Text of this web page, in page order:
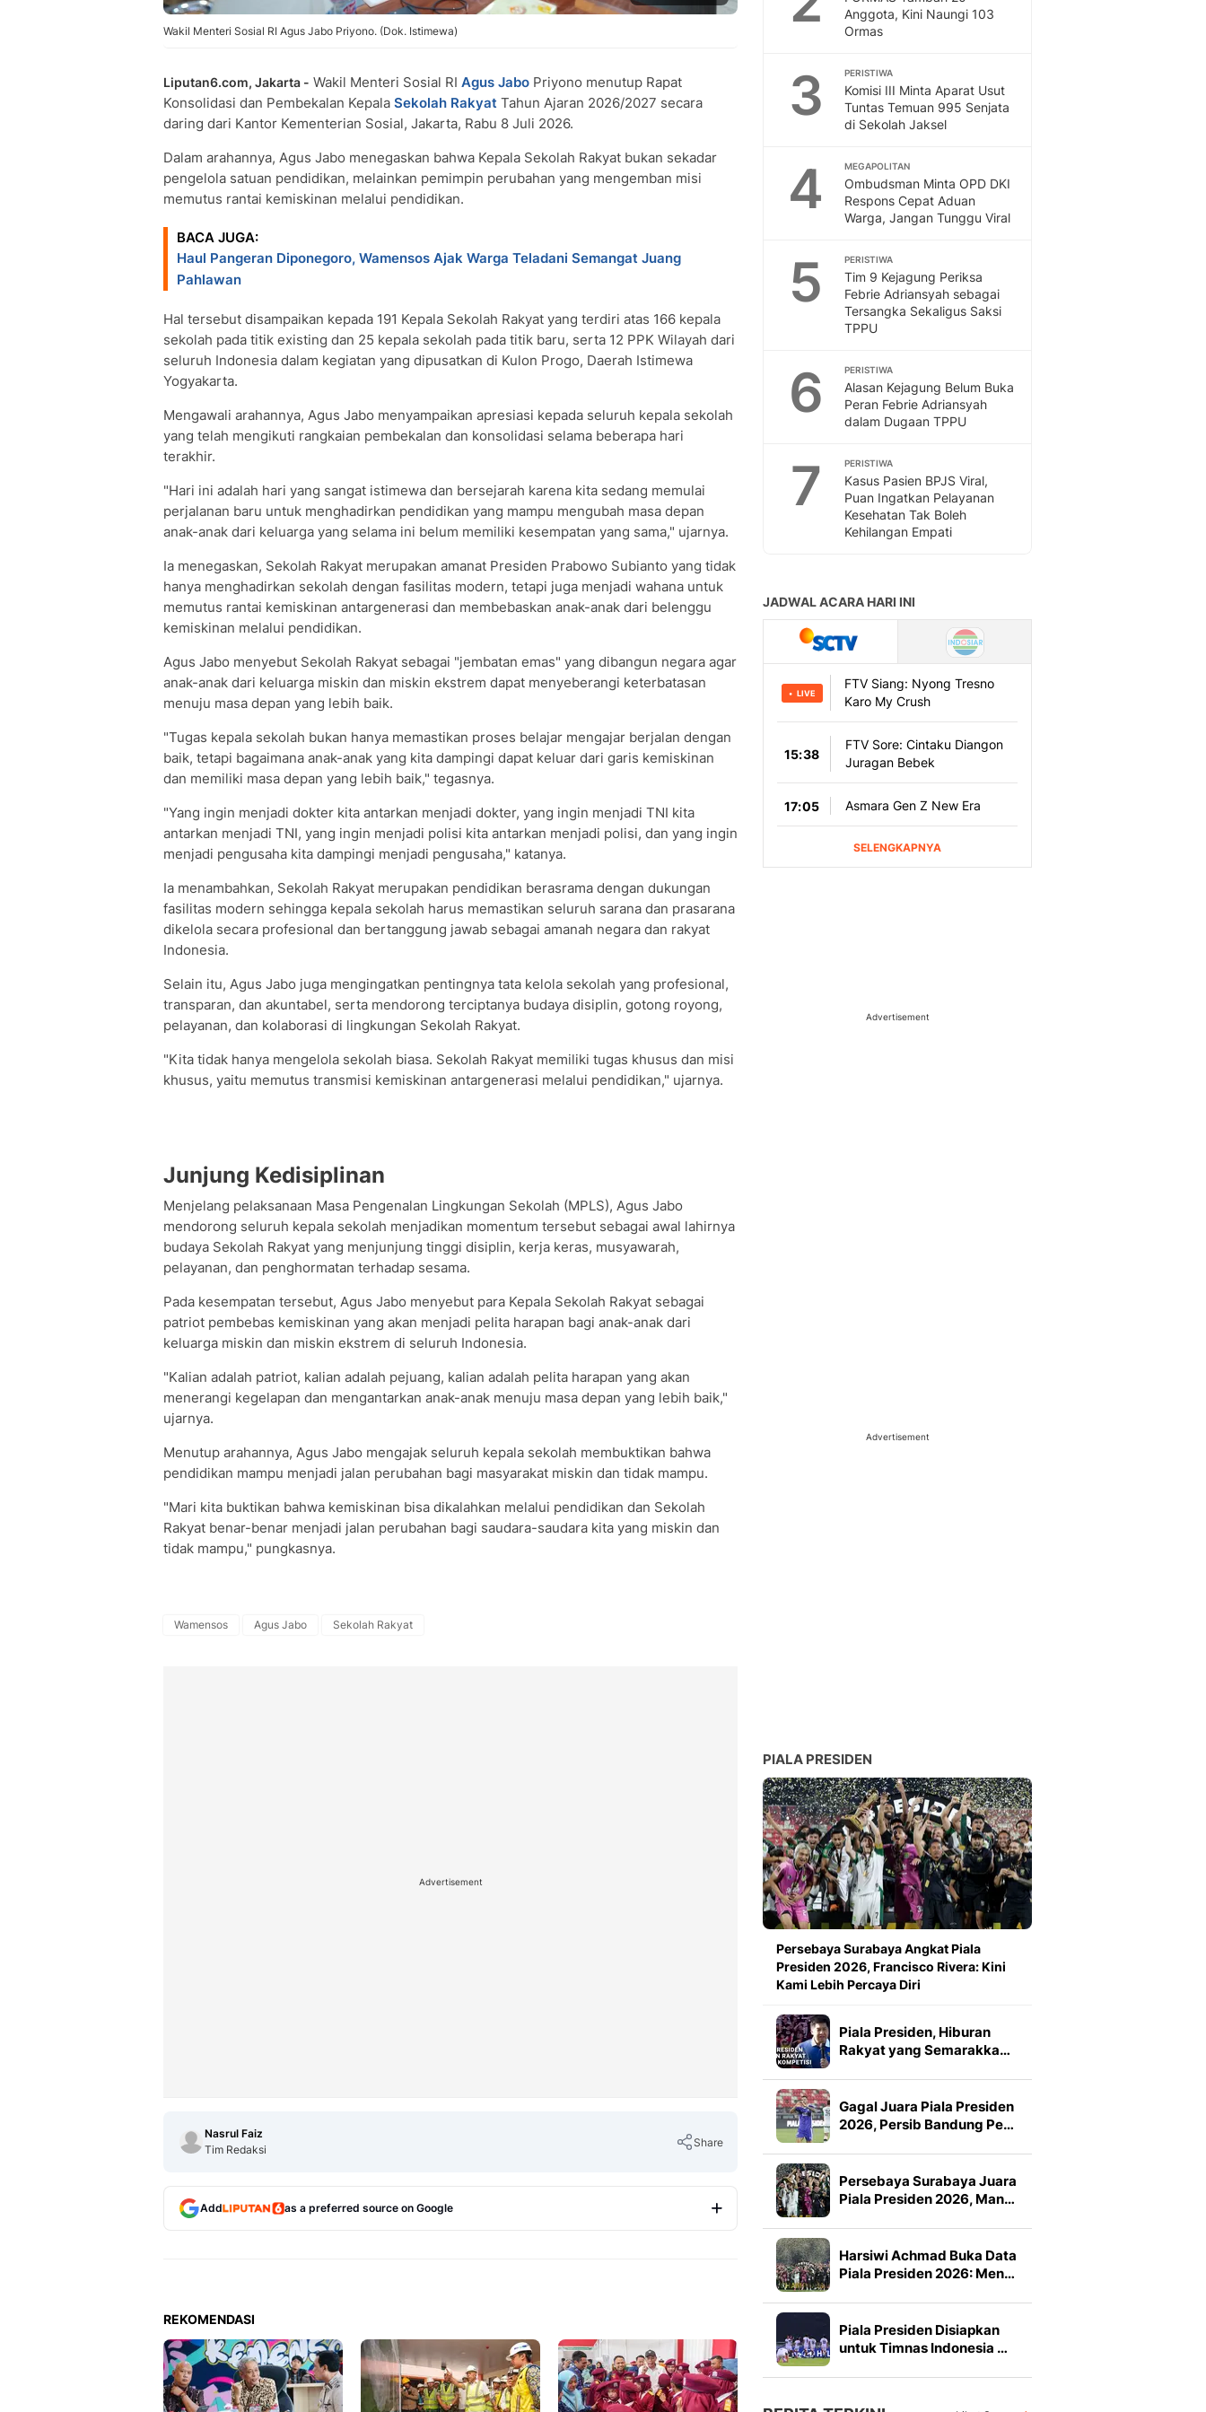
Wakil Menteri Sosial RI Agus Jabo Priyono. (Dok. Istimewa)
Liputan6.com, Jakarta - Wakil Menteri Sosial RI Agus Jabo Priyono menutup Rapat
Konsolidasi dan Pembekalan Kepala Sekolah Rakyat Tahun Ajaran 2026/2027 secara
daring dari Kantor Kementerian Sosial, Jakarta, Rabu 8 Juli 2026.
Dalam arahannya, Agus Jabo menegaskan bahwa Kepala Sekolah Rakyat bukan sekadar
pengelola satuan pendidikan, melainkan pemimpin perubahan yang mengemban misi
memutus rantai kemiskinan melalui pendidikan.
BACA JUGA:
Haul Pangeran Diponegoro, Wamensos Ajak Warga Teladani Semangat Juang
Pahlawan
Hal tersebut disampaikan kepada 191 Kepala Sekolah Rakyat yang terdiri atas 166 kepala
sekolah pada titik existing dan 25 kepala sekolah pada titik baru, serta 12 PPK Wilayah dari
seluruh Indonesia dalam kegiatan yang dipusatkan di Kulon Progo, Daerah Istimewa
Yogyakarta.
Mengawali arahannya, Agus Jabo menyampaikan apresiasi kepada seluruh kepala sekolah
yang telah mengikuti rangkaian pembekalan dan konsolidasi selama beberapa hari
terakhir.
"Hari ini adalah hari yang sangat istimewa dan bersejarah karena kita sedang memulai
perjalanan baru untuk menghadirkan pendidikan yang mampu mengubah masa depan
anak-anak dari keluarga yang selama ini belum memiliki kesempatan yang sama," ujarnya.
Ia menegaskan, Sekolah Rakyat merupakan amanat Presiden Prabowo Subianto yang tidak
hanya menghadirkan sekolah dengan fasilitas modern, tetapi juga menjadi wahana untuk
memutus rantai kemiskinan antargenerasi dan membebaskan anak-anak dari belenggu
kemiskinan melalui pendidikan.
Agus Jabo menyebut Sekolah Rakyat sebagai "jembatan emas" yang dibangun negara agar
anak-anak dari keluarga miskin dan miskin ekstrem dapat menyeberangi keterbatasan
menuju masa depan yang lebih baik.
"Tugas kepala sekolah bukan hanya memastikan proses belajar mengajar berjalan dengan
baik, tetapi bagaimana anak-anak yang kita dampingi dapat keluar dari garis kemiskinan
dan memiliki masa depan yang lebih baik," tegasnya.
"Yang ingin menjadi dokter kita antarkan menjadi dokter, yang ingin menjadi TNI kita
antarkan menjadi TNI, yang ingin menjadi polisi kita antarkan menjadi polisi, dan yang ingin
menjadi pengusaha kita dampingi menjadi pengusaha," katanya.
Ia menambahkan, Sekolah Rakyat merupakan pendidikan berasrama dengan dukungan
fasilitas modern sehingga kepala sekolah harus memastikan seluruh sarana dan prasarana
dikelola secara profesional dan bertanggung jawab sebagai amanah negara dan rakyat
Indonesia.
Selain itu, Agus Jabo juga mengingatkan pentingnya tata kelola sekolah yang profesional,
transparan, dan akuntabel, serta mendorong terciptanya budaya disiplin, gotong royong,
pelayanan, dan kolaborasi di lingkungan Sekolah Rakyat.
"Kita tidak hanya mengelola sekolah biasa. Sekolah Rakyat memiliki tugas khusus dan misi
khusus, yaitu memutus transmisi kemiskinan antargenerasi melalui pendidikan," ujarnya.
Junjung Kedisiplinan
Menjelang pelaksanaan Masa Pengenalan Lingkungan Sekolah (MPLS), Agus Jabo
mendorong seluruh kepala sekolah menjadikan momentum tersebut sebagai awal lahirnya
budaya Sekolah Rakyat yang menjunjung tinggi disiplin, kerja keras, musyawarah,
pelayanan, dan penghormatan terhadap sesama.
Pada kesempatan tersebut, Agus Jabo menyebut para Kepala Sekolah Rakyat sebagai
patriot pembebas kemiskinan yang akan menjadi pelita harapan bagi anak-anak dari
keluarga miskin dan miskin ekstrem di seluruh Indonesia.
"Kalian adalah patriot, kalian adalah pejuang, kalian adalah pelita harapan yang akan
menerangi kegelapan dan mengantarkan anak-anak menuju masa depan yang lebih baik,"
ujarnya.
Menutup arahannya, Agus Jabo mengajak seluruh kepala sekolah membuktikan bahwa
pendidikan mampu menjadi jalan perubahan bagi masyarakat miskin dan tidak mampu.
"Mari kita buktikan bahwa kemiskinan bisa dikalahkan melalui pendidikan dan Sekolah
Rakyat benar-benar menjadi jalan perubahan bagi saudara-saudara kita yang miskin dan
tidak mampu," pungkasnya.
Wamensos Agus Jabo Sekolah Rakyat
Advertisement
Nasrul Faiz
Tim Redaksi
Share
Add as a preferred source on Google
REKOMENDASI
Anggota, Kini Naungi 103
Ormas
3 PERISTIWA
Komisi III Minta Aparat Usut
Tuntas Temuan 995 Senjata
di Sekolah Jaksel
4 MEGAPOLITAN
Ombudsman Minta OPD DKI
Respons Cepat Aduan
Warga, Jangan Tunggu Viral
5 PERISTIWA
Tim 9 Kejagung Periksa
Febrie Adriansyah sebagai
Tersangka Sekaligus Saksi
TPPU
6 PERISTIWA
Alasan Kejagung Belum Buka
Peran Febrie Adriansyah
dalam Dugaan TPPU
7 PERISTIWA
Kasus Pasien BPJS Viral,
Puan Ingatkan Pelayanan
Kesehatan Tak Boleh
Kehilangan Empati
Advertisement
Advertisement
PIALA PRESIDEN
Persebaya Surabaya Angkat Piala
Presiden 2026, Francisco Rivera: Kini
Kami Lebih Percaya Diri
Piala Presiden, Hiburan
Rakyat yang Semarakka…
Gagal Juara Piala Presiden
2026, Persib Bandung Pe…
Persebaya Surabaya Juara
Piala Presiden 2026, Man…
Harsiwi Achmad Buka Data
Piala Presiden 2026: Men…
Piala Presiden Disiapkan
untuk Timnas Indonesia …